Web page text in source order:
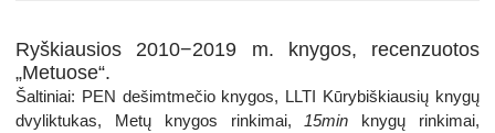
Ryškiausios 2010−2019 m. knygos, recenzuotos
„Metuose“.
Šaltiniai: PEN dešimtmečio knygos, LLTI Kūrybiškiausių knygų
dvyliktukas, Metų knygos rinkimai,15min knygų rinkimai,